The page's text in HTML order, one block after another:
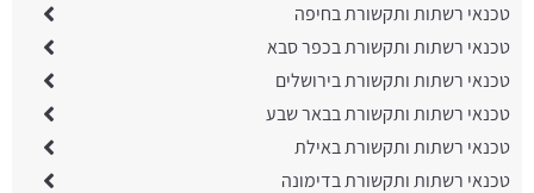
טכנאי רשתות ותקשורת בחיפה
טכנאי רשתות ותקשורת בכפר סבא
טכנאי רשתות ותקשורת בירושלים
טכנאי רשתות ותקשורת בבאר שבע
טכנאי רשתות ותקשורת באילת
טכנאי רשתות ותקשורת בדימונה